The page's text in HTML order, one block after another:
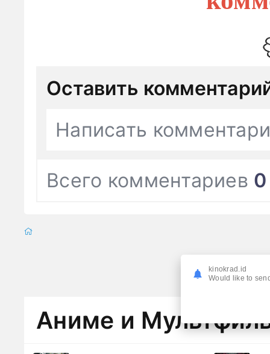
Оставить
Написать
Всего комментариев 0
Аниме и
kinokrad.id
Would like to